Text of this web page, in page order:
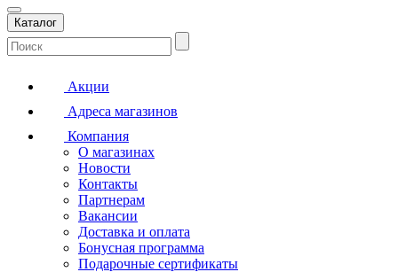
Каталог
Акции
Адреса магазинов
Компания
О магазинах
Новости
Контакты
Партнерам
Вакансии
Доставка и оплата
Бонусная программа
Подарочные сертификаты